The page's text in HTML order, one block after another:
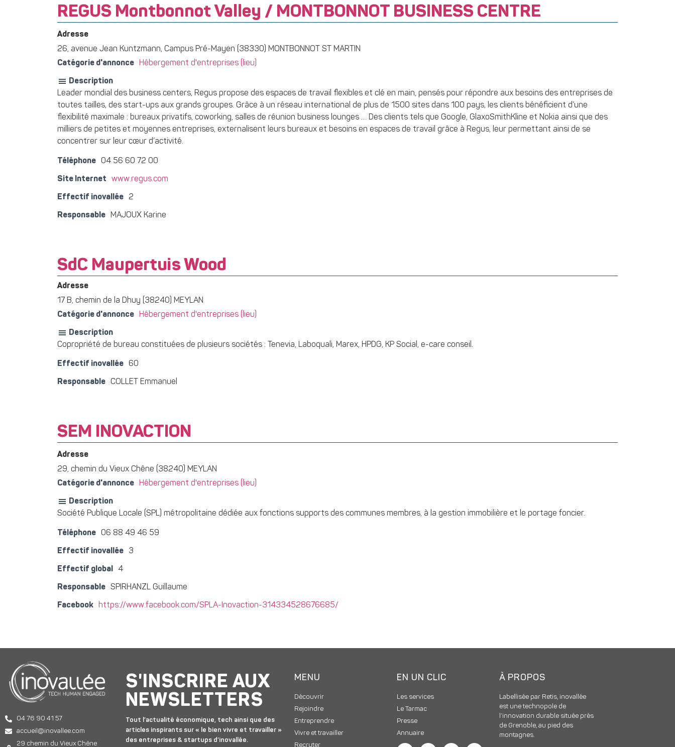
REGUS Montbonnot Valley / MONTBONNOT BUSINESS CENTRE
Adresse
26, avenue Jean Kuntzmann, Campus Pré-Mayen (38330) MONTBONNOT ST MARTIN
Catégorie d'annonce
Hébergement d'entreprises (lieu)
Description
Leader mondial des business centers, Regus propose des espaces de travail flexibles et clé en main, pensés pour répondre aux besoins des entreprises de
toutes tailles, des start-ups aux grands groupes. Grâce à un réseau international de plus de 1500 sites dans 100 pays, les clients bénéficient d’une
flexibilité maximale : bureaux privatifs, coworking, salles de réunion business lounges … Des clients tels que Google, GlaxoSmithKline et Nokia ainsi que des
milliers de petites et moyennes entreprises, externalisent leurs bureaux et besoins en espaces de travail grâce à Regus, leur permettant ainsi de se
concentrer sur leur cœur d’activité.
Téléphone 04 56 60 72 00
Site Internet www.regus.com
Effectif inovallée 2
Responsable MAJOUX Karine
SdC Maupertuis Wood
Adresse
17 B, chemin de la Dhuy (38240) MEYLAN
Catégorie d'annonce
Hébergement d'entreprises (lieu)
Description
Copropriété de bureau constituées de plusieurs sociétés : Tenevia, Laboquali, Marex, HPDG, KP Social, e-care conseil.
Effectif inovallée 60
Responsable COLLET Emmanuel
SEM INOVACTION
Adresse
29, chemin du Vieux Chêne (38240) MEYLAN
Catégorie d'annonce
Hébergement d'entreprises (lieu)
Description
Société Publique Locale (SPL) métropolitaine dédiée aux fonctions supports des communes membres, à la gestion immobilière et le portage foncier.
Téléphone 06 88 49 46 59
Effectif inovallée 3
Effectif global 4
Responsable SPIRHANZL Guillaume
Facebook https://www.facebook.com/SPLA-Inovaction-314334528676685/
04 76 90 41 57
accueil@inovallee.com
29 chemin du Vieux Chêne
S'INSCRIRE AUX
NEWSLETTERS
Tout l’actualité économique, tech ainsi que des
articles inspirants sur « le bien vivre et travailler »
des entreprises & startups d’inovallée.
MENU
Découvrir
Rejoindre
Entreprendre
Vivre et travailler
Recruter
EN UN CLIC
Les services
Le Tarmac
Presse
Annuaire
À PROPOS
Labellisée par Retis, inovallée
est une technopole de
l’innovation durable située près
de Grenoble, au pied des
montagnes.